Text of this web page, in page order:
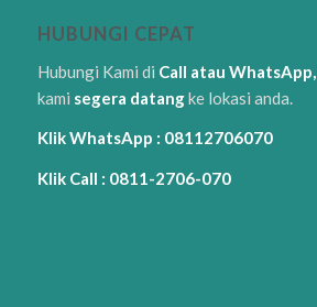
HUBUNGI CEPAT
Hubungi Kami di Call atau WhatsApp,
kami segera datangke lokasi anda.
Klik WhatsApp : 08112706070
Klik Call : 0811-2706-070